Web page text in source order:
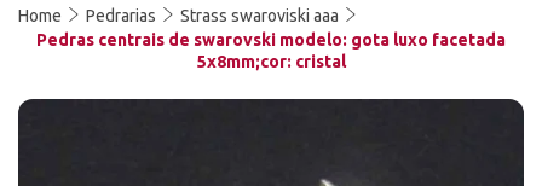
Home Pedrarias
Strass swaroviski aaa
Pedras centrais de swarovski modelo: gota luxo facetada
5x8mm;cor: cristal